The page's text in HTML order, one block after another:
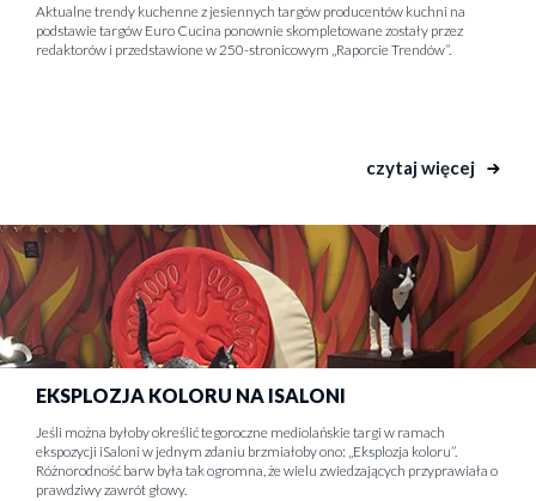
Aktualne trendy kuchenne z jesiennych targów producentów kuchni na
podstawie targów Euro Cucina ponownie skompletowane zostały przez
redaktorów i przedstawione w 250-stronicowym „Raporcie Trendów”.
czytaj więcej
EKSPLOZJA KOLORU NA ISALONI
Jeśli można byłoby określić tegoroczne mediolańskie targi w ramach
ekspozycji iSaloni w jednym zdaniu brzmiałoby ono: „Eksplozja koloru”.
Różnorodność barw była tak ogromna, że wielu zwiedzających przyprawiała o
prawdziwy zawrót głowy.